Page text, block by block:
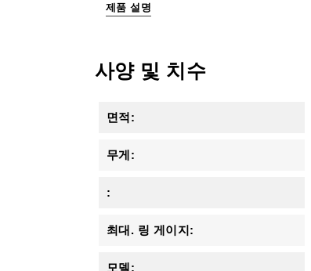
제품 설명
사양 및 치수
면적:
무게:
:
최대. 링 게이지:
모델: